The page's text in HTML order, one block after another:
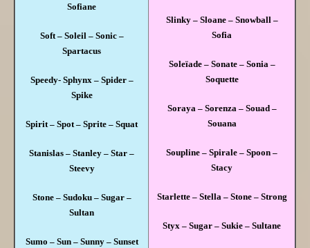
Sofiane
Soft – Soleil – Sonic –
Spartacus
Speedy- Sphynx – Spider –
Spike
Spirit – Spot – Sprite – Squat
Stanislas – Stanley – Star –
Steevy
Stone – Sudoku – Sugar –
Sultan
Sumo – Sun – Sunny – Sunset
Slinky – Sloane – Snowball –
Sofia
Soleïade – Sonate – Sonia –
Soquette
Soraya – Sorenza – Souad –
Souana
Soupline – Spirale – Spoon –
Stacy
Starlette – Stella – Stone – Strong
Styx – Sugar – Sukie – Sultane